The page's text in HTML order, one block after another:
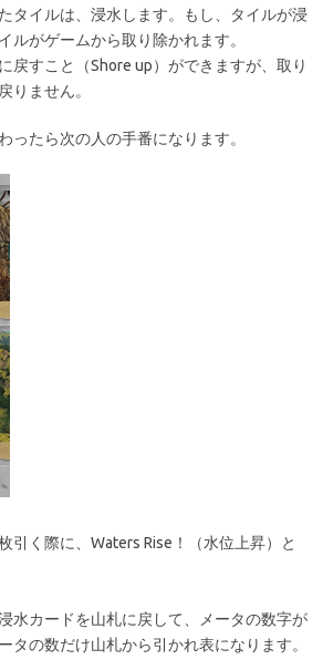
タイルは、浸水します。もし、タイルが浸
ルがゲームから取り除かれます。
戻すこと（Shore up）ができますが、取り
りません。
ったら次の人の手番になります。
引く際に、Waters Rise！（水位上昇）と
水カードを山札に戻して、メータの数字が
タの数だけ山札から引かれ表になります。